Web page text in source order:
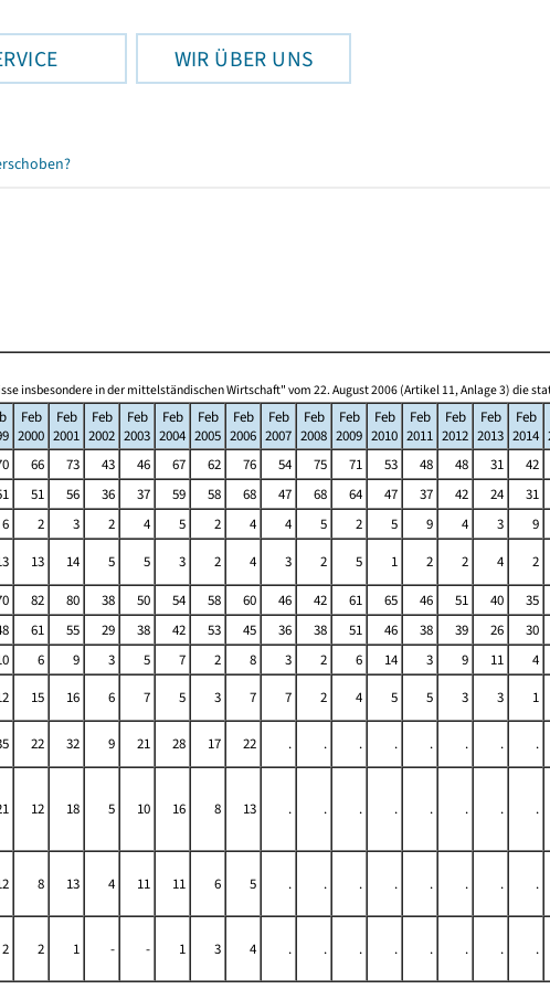
WIR ÜBER UNS
insbesondere in der mittelständischen Wirtschaft" vom 22. August 2006 (Artikel 11, Anlage 3) die
Feb
2000
Feb
2001
Feb
2002
Feb
2003
Feb
2004
Feb
2005
Feb
2006
Feb
2007
Feb
2008
Feb
2009
Feb
2010
Feb
2011
Feb
2012
Feb
2013
Feb
2014
66 73 43 46 67 62 76 54 75 71 53 48 48 31
42
51 56 36 37 59 58 68 47 68 64 47 37 42 24
31
6 2 3 2 4 5 2 4 4 5 2 5 9 4 3
9
13 14 5 5 3 2 4 3 2 5 1 2 2 4
2
82 80 38 50 54 58 60 46 42 61 65 46 51 40
35
61 55 29 38 42 53 45 36 38 51 46 38 39 26
30
6 9 3 5 7 2 8 3 2 6 14 3 9 11
4
15 16 6 7 5 3 7 7 2 4 5 5 3 3
1
22 32 9 21 28 17 22 . . . . . . .
.
12 18 5 10 16 8 13 . . . . . . . .
8 13 4 11 11 6 5 . . . . . . . .
2 2 1 - - 1 3 4 . . . . . . . .